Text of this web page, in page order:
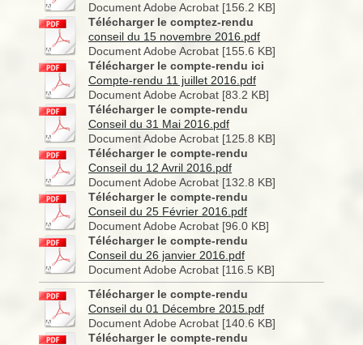
Document Adobe Acrobat [156.2 KB]
Télécharger le comptez-rendu
conseil du 15 novembre 2016.pdf
Document Adobe Acrobat [155.6 KB]
Télécharger le compte-rendu ici
Compte-rendu 11 juillet 2016.pdf
Document Adobe Acrobat [83.2 KB]
Télécharger le compte-rendu
Conseil du 31 Mai 2016.pdf
Document Adobe Acrobat [125.8 KB]
Télécharger le compte-rendu
Conseil du 12 Avril 2016.pdf
Document Adobe Acrobat [132.8 KB]
Télécharger le compte-rendu
Conseil du 25 Février 2016.pdf
Document Adobe Acrobat [96.0 KB]
Télécharger le compte-rendu
Conseil du 26 janvier 2016.pdf
Document Adobe Acrobat [116.5 KB]
Télécharger le compte-rendu
Conseil du 01 Décembre 2015.pdf
Document Adobe Acrobat [140.6 KB]
Télécharger le compte-rendu